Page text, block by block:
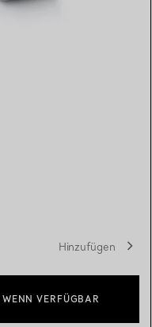
Hinzufügen
VERFÜGBAR